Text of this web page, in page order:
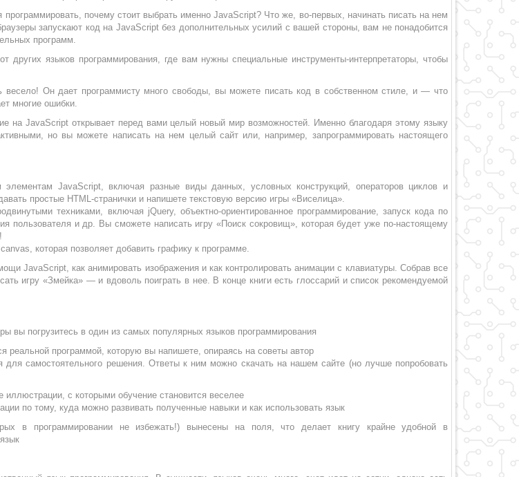
программировать, почему стоит выбрать именно JavaScript? Что же, во-первых, начинать писать на нем
запускают код на JavaScript без дополнительных усилий с вашей стороны, вам не понадобится
программ.
других языков программирования, где вам нужны специальные инструменты-интерпретаторы, чтобы
весело! Он дает программисту много свободы, вы можете писать код в собственном стиле, и — что
многие ошибки.
на JavaScript открывает перед вами целый новый мир возможностей. Именно благодаря этому языку
но вы можете написать на нем целый сайт или, например, запрограммировать настоящего
JavaScript, включая разные виды данных, условных конструкций, операторов циклов и
простые HTML-странички и напишете текстовую версию игры «Виселица».
техниками, включая jQuery, объектно-ориентированное программирование, запуск кода по
пользователя и др. Вы сможете написать игру «Поиск сокровищ», которая будет уже по-настоящему
которая позволяет добавить графику к программе.
JavaScript, как анимировать изображения и как контролировать анимации с клавиатуры. Собрав все
игру «Змейка» — и вдоволь поиграть в нее. В конце книги есть глоссарий и список рекомендуемой
вы погрузитесь в один из самых популярных языков программирования
реальной программой, которую вы напишете, опираясь на советы автор
для самостоятельного решения. Ответы к ним можно скачать на нашем сайте (но лучше попробовать
с которыми обучение становится веселее
по тому, куда можно развивать полученные навыки и как использовать язык
в программировании не избежать!) вынесены на поля, что делает книгу крайне удобной в